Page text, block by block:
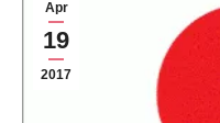
Apr
19
2017